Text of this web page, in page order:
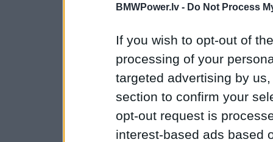
BMWPower.lv - Do Not Process
If you wish to opt-out of
processing of your
targeted advertising by
section to confirm your
opt-out request is
interest-based ads based